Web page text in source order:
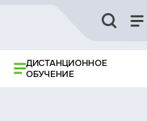
ДИСТАНЦИОННОЕ
ОБУЧЕНИЕ